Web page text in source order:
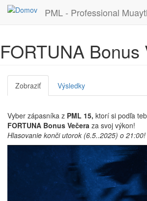
na
hlavný
PML - Professional
FORTUNA Bonus
Primárne
karty
Zobraziť(aktívna
karta)
Výsledky
Vyber zápasníka z PML 15, ktorí si podľa
FORTUNA Bonus Večera za svoj výkon!
Hlasovanie konči utorok (6.5..2025) o 21:00!